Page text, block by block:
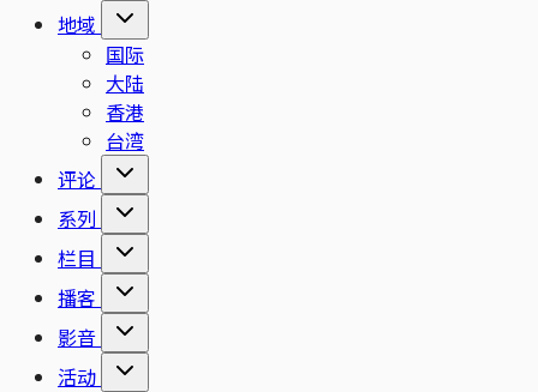
地域
国际
大陆
香港
台湾
评论
系列
栏目
播客
影音
活动